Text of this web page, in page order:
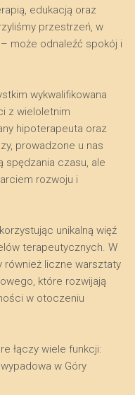
edukacją oraz
przestrzeń, w
może odnaleźć spokój i
wykwalifikowana
z wieloletnim
hipoterapeuta oraz
prowadzone u nas
spędzania czasu, ale
rozwoju i
unikalną więź
terapeutycznych. W
również liczne warsztaty
które rozwijają
w otoczeniu
łączy wiele funkcji:
w Góry